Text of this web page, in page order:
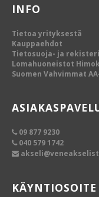
INFO
Tietoa yrityksestä
Kauppaehdot
Tietosuoja- ja
Lomahuoneistot
Suomen Vahvimmat
09 877 9230
040 579 1742
KÄYNTIOSOITE